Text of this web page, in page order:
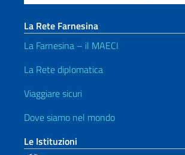
La Rete Farnesina
La Farnesina – il MAECI
La Rete diplomatica
Viaggiare sicuri
Dove siamo nel mondo
Le Istituzioni